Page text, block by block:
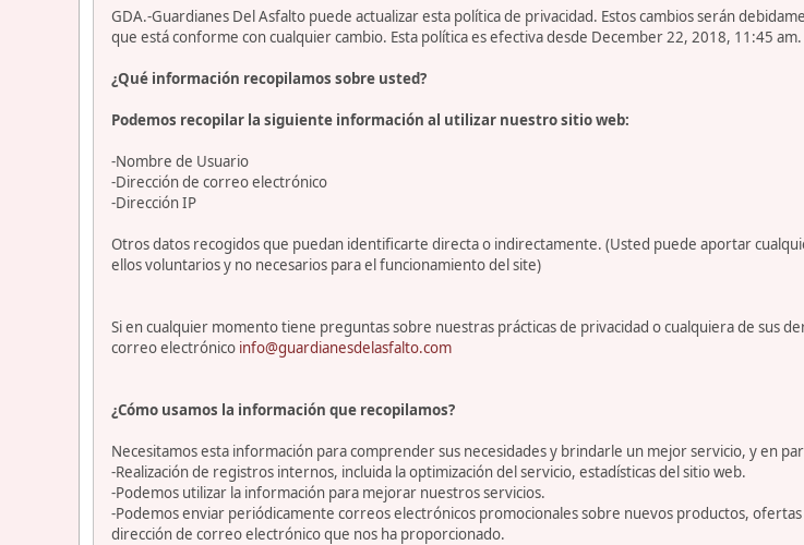
GDA.-Guardianes Del Asfalto puede actualizar esta política de privacidad. Estos cambios serán
que está conforme con cualquier cambio. Esta política es efectiva desde December 22, 2018, 11:45 am.
¿Qué información recopilamos sobre usted?
Podemos recopilar la siguiente información al utilizar nuestro sitio web:
-Nombre de Usuario
-Dirección de correo electrónico
-Dirección IP
Otros datos recogidos que puedan identificarte directa o indirectamente. (Usted puede aportar
ellos voluntarios y no necesarios para el funcionamiento del site)
Si en cualquier momento tiene preguntas sobre nuestras prácticas de privacidad o cualquiera de sus
correo electrónico info@guardianesdelasfalto.com
¿Cómo usamos la información que recopilamos?
Necesitamos esta información para comprender sus necesidades y brindarle un mejor servicio, y en
-Realización de registros internos, incluida la optimización del servicio, estadísticas del sitio web.
-Podemos utilizar la información para mejorar nuestros servicios.
-Podemos enviar periódicamente correos electrónicos promocionales sobre nuevos productos,
dirección de correo electrónico que nos ha proporcionado.